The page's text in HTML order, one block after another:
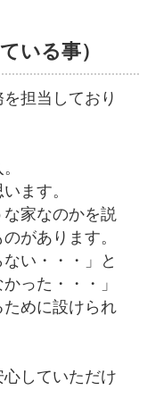
いる事）
担当しており
ます。
家なのかを説
があります。
い・・・」と
った・・・」
めに設けられ
していただけ